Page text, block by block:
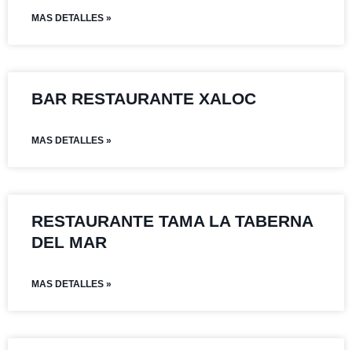
MAS DETALLES »
BAR RESTAURANTE XALOC
MAS DETALLES »
RESTAURANTE TAMA LA TABERNA
DEL MAR
MAS DETALLES »